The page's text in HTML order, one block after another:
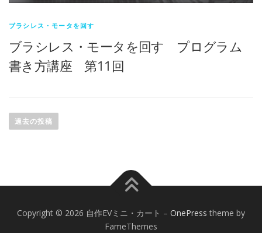
ブラシレス・モータを回す
ブラシレス・モータを回す プログラム
書き方講座 第11回
稿
ョ
過去の投稿
Copyright © 2026 自作EVミニ・カート – OnePress theme by
FameThemes